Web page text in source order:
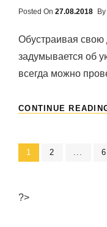
Posted On Posted
27.08.2018 By
Обустраивая свою
задумывается об
всегда можно
CONTINUE
Навигация
записям
Page
1 Page
2 6
?>